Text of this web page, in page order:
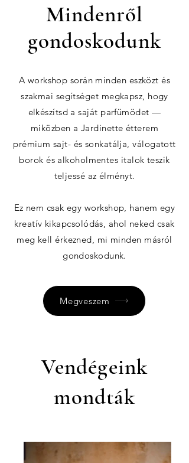
Mindenről
gondoskodunk
A workshop során minden eszközt és
szakmai segítséget megkapsz, hogy
elkészítsd a saját parfümödet —
miközben a Jardinette étterem
prémium sajt- és sonkatálja, válogatott
borok és alkoholmentes italok teszik
teljessé az élményt.
Ez nem csak egy workshop, hanem egy
kreatív kikapcsolódás, ahol neked csak
meg kell érkezned, mi minden másról
gondoskodunk.
Megveszem
Vendégeink
mondták